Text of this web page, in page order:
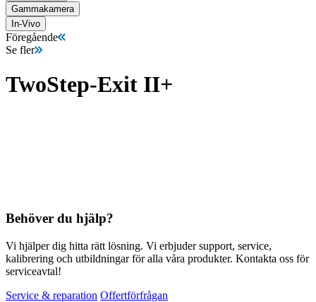
Gammakamera
In-Vivo
Föregående
Se fler
TwoStep-Exit II+
Behöver du hjälp?
Vi hjälper dig hitta rätt lösning. Vi erbjuder support, service,
kalibrering och utbildningar för alla våra produkter. Kontakta oss för
serviceavtal!
Service & reparation Offertförfrågan